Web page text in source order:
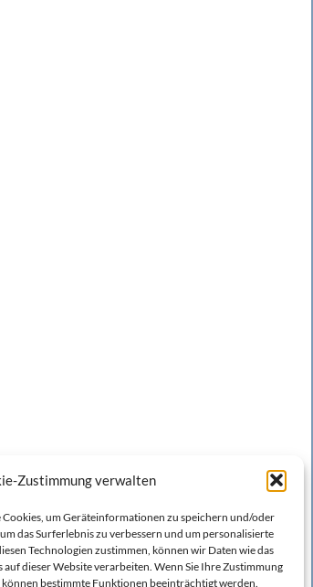
Zustimmung verwalten
um Geräteinformationen zu speichern und/oder
das Surferlebnis zu verbessern und um personalisierte
Technologien zustimmen, können wir Daten wie das
dieser Website verarbeiten. Wenn Sie Ihre Zustimmung
bestimmte Funktionen beeinträchtigt werden.